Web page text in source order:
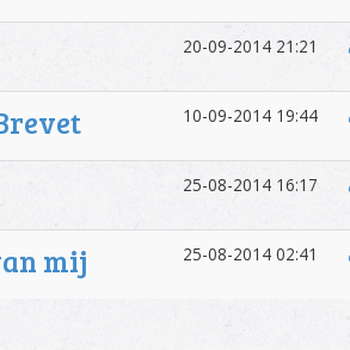
20-09-2014 21:21
10-09-2014 19:44
25-08-2014 16:17
mij 25-08-2014 02:41